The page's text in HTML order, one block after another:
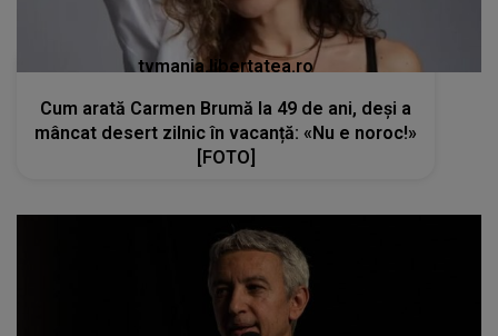
tvmania.libertatea.ro
Cum arată Carmen Brumă la 49 de ani, deși a
mâncat desert zilnic în vacanță: «Nu e noroc!»
[FOTO]